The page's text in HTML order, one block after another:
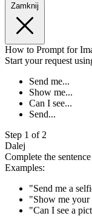
Zamknij
How to Prompt for
Start your request
Send me...
Show me...
Can I see...
Send...
Step 1 of 2
Dalej
Complete the
Examples:
"Send me a
"Show me your
"Can I see a